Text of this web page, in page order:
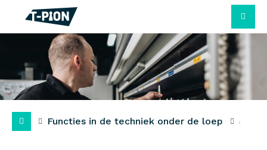
Functies in de techniek onder de loep